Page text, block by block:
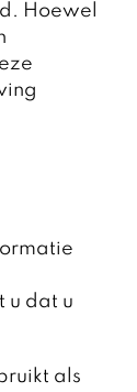
Hoewel
u dat u
als